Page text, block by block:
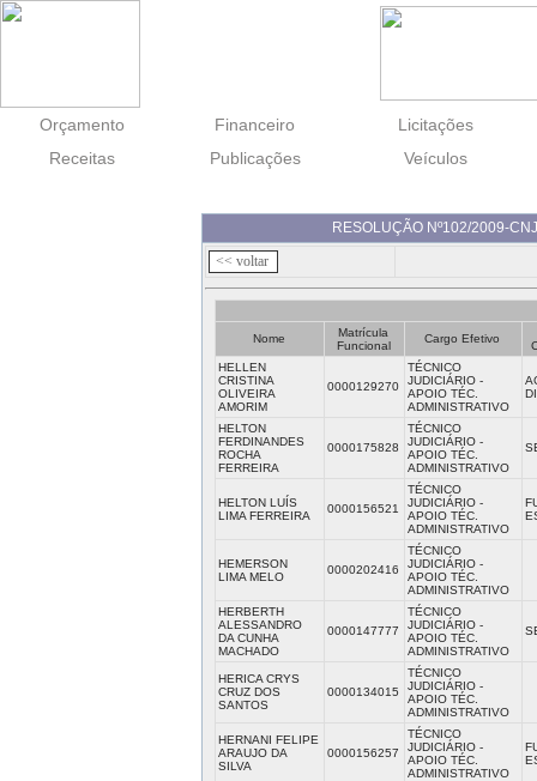
Orçamento Financeiro
Licitações
Receitas
Publicações Veículos
RESOLUÇÃO Nº102/2009-
Nome
Matrícula
Funcional
Cargo Efetivo
HELLEN
CRISTINA
OLIVEIRA
AMORIM
0000129270
TÉCNICO
JUDICIÁRIO -
APOIO TÉC.
ADMINISTRATIVO
HELTON
FERDINANDES
ROCHA
FERREIRA
0000175828
TÉCNICO
JUDICIÁRIO -
APOIO TÉC.
ADMINISTRATIVO
HELTON LUÍS
LIMA FERREIRA
0000156521
TÉCNICO
JUDICIÁRIO -
APOIO TÉC.
ADMINISTRATIVO
HEMERSON
LIMA MELO
0000202416
TÉCNICO
JUDICIÁRIO -
APOIO TÉC.
ADMINISTRATIVO
HERBERTH
ALESSANDRO
DA CUNHA
MACHADO
0000147777
TÉCNICO
JUDICIÁRIO -
APOIO TÉC.
ADMINISTRATIVO
HERICA CRYS
CRUZ DOS
SANTOS
0000134015
TÉCNICO
JUDICIÁRIO -
APOIO TÉC.
ADMINISTRATIVO
HERNANI FELIPE
ARAUJO DA
SILVA
0000156257
TÉCNICO
JUDICIÁRIO -
APOIO TÉC.
ADMINISTRATIVO